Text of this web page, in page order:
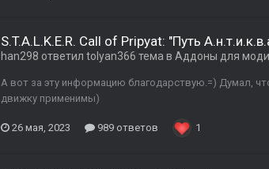
S.T.A.L.K.E.R. Call of Pripyat: "Путь
han298 ответил tolyan366 тема в Аддоны для
А вот за эту информацию благодарствую.=) Думал,
движку применимы)
26 мая, 2023 989 ответов 1